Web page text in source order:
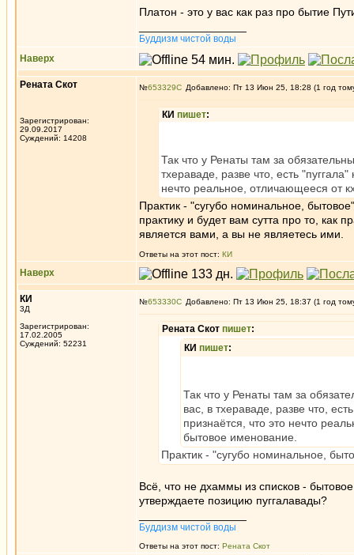
Платон - это у вас как раз про бытие
Буддизм чистой воды
Наверх
Рената Скот
Зарегистрирован:
29.09.2017
Суждений: 14208
№653329 Добавлено: Пт 13 Июн 25, 18:28 (1 год
КИ пишет:
Так что у Ренаты там за
тхераваде, разве что, есть
нечто реальное, отличающееся от
Практик - "сугубо номинальное,
практику и будет вам сутта про то, как
является вами, а вы не являетесь ими.
Ответы на этот пост: КИ
Наверх
КИ
3Д
Зарегистрирован:
17.02.2005
Суждений: 52231
№653330 Добавлено: Пт 13 Июн 25, 18:37 (1 год
Рената Скот пишет:
КИ пишет:
Так что у Ренаты там за
вас, в тхераваде, разве что,
признаётся, что это нечто
бытовое именование.
Практик - "сугубо номинальное,
Всё, что не дхаммы из списков -
утверждаете позицию пуггалавады?
Буддизм чистой воды
Ответы на этот пост: Рената Скот